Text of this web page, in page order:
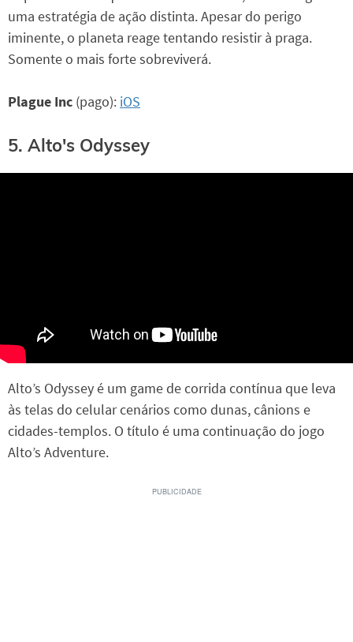
uma estratégia de ação distinta. Apesar do perigo
iminente, o planeta reage tentando resistir à praga.
Somente o mais forte sobreviverá.
Plague Inc (pago): iOS
5. Alto's Odyssey
Alto’s Odyssey é um game de corrida contínua que leva
às telas do celular cenários como dunas, cânions e
cidades-templos. O título é uma continuação do jogo
Alto’s Adventure.